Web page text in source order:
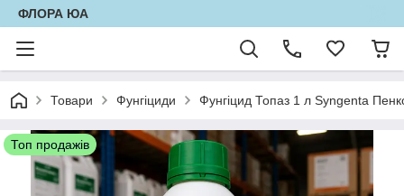
ФЛОРА ЮА
Товари Фунгіциди Фунгіцид Топаз 1 л Syngenta
Топ продажів